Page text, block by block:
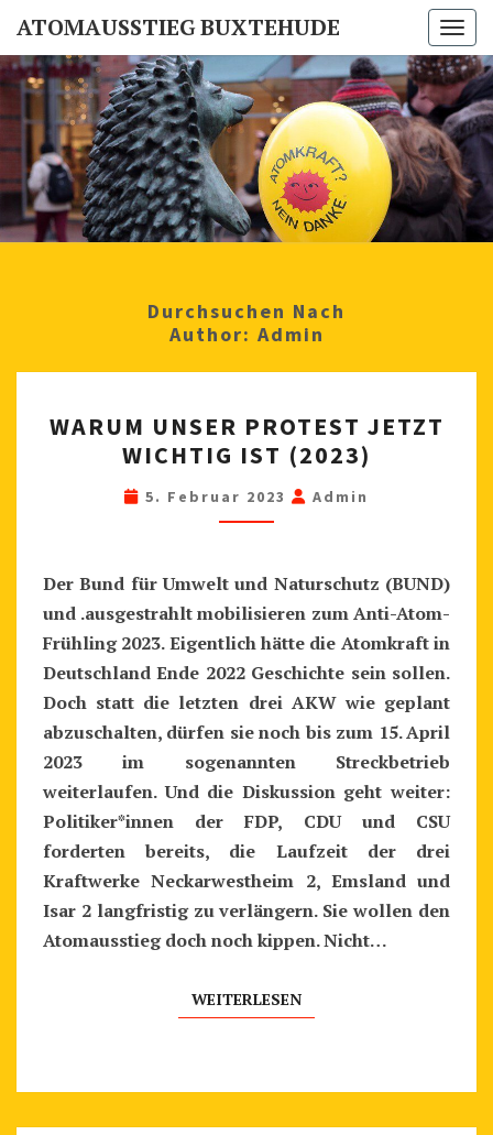
ATOMAUSSTIEG BUXTEHUDE
Buxtehuder
Mahnwache
Für Den
Atomausstieg
Durchsuchen Nach
Author: Admin
A
R
U
M
N
S
E
R
P
R
O
T
E
S
T
J
E
Z
I
WARUM UNSER PROTEST JETZT
WICHTIG IST (2023)
5. Februar 2023 Admin
Der Bund für Umwelt und Naturschutz (BUND)
und .ausgestrahlt mobilisieren zum Anti-Atom-
Frühling 2023. Eigentlich hätte die Atomkraft in
Deutschland Ende 2022 Geschichte sein sollen.
Doch statt die letzten drei AKW wie geplant
abzuschalten, dürfen sie noch bis zum 15. April
2023 im sogenannten Streckbetrieb
weiterlaufen. Und die Diskussion geht weiter:
Politiker*innen der FDP, CDU und CSU
forderten bereits, die Laufzeit der drei
Kraftwerke Neckarwestheim 2, Emsland und
Isar 2 langfristig zu verlängern. Sie wollen den
Atomausstieg doch noch kippen. Nicht…
WEITERLESEN